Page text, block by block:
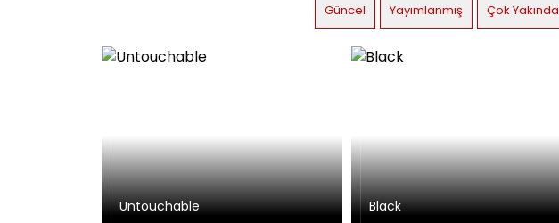
Güncel Yayımlanmış Çok Yakında
Untouchable Black